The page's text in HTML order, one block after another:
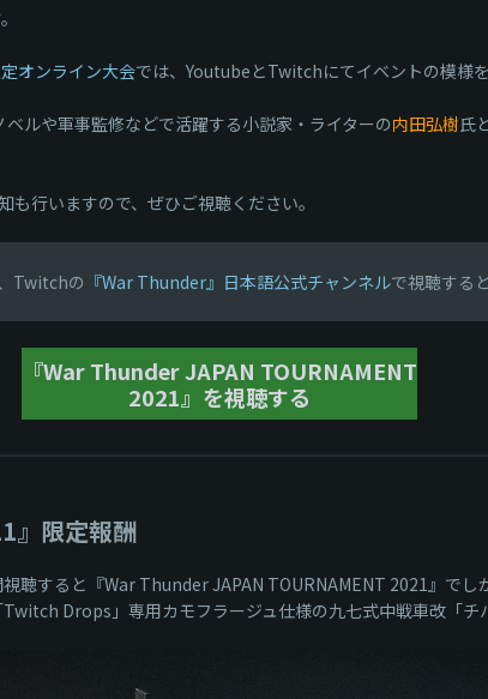
オンライン大会では、YoutubeとTwitchにてイベントの模様
ルや軍事監修などで活躍する小説家・ライターの内田弘樹氏
行いますので、ぜひご視聴ください。
Twitchの 『War Thunder』日本語公式チャンネルで視聴する
『War Thunder JAPAN TOURNAMENT
2021』を視聴する
』限定報酬
すると『War Thunder JAPAN TOURNAMENT 2021』でし
Drops」専用カモフラージュ仕様の九七式中戦車改「チ